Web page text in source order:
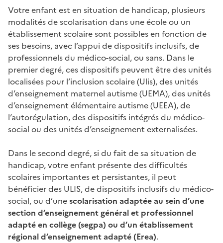
Votre enfant est en situation de handicap, plusieurs
modalités de scolarisation dans une école ou un
établissement scolaire sont possibles en fonction de
ses besoins, avec l’appui de dispositifs inclusifs, de
professionnels du médico-social, ou sans. Dans le
premier degré, ces dispositifs peuvent être des unités
localisées pour l’inclusion scolaire (Ulis), des unités
d’enseignement maternel autisme (UEMA), des unités
d’enseignement élémentaire autisme (UEEA), de
l’autorégulation, des dispositifs intégrés du médico-
social ou des unités d’enseignement externalisées.
Dans le second degré, si du fait de sa situation de
handicap, votre enfant présente des difficultés
scolaires importantes et persistantes, il peut
bénéficier des ULIS, de dispositifs inclusifs du médico-
social, ou d’unescolarisation adaptée au sein d’une
section d’enseignement général et professionnel
adapté en collège (segpa) ou d’un établissement
régional d’enseignement adapté (Erea).